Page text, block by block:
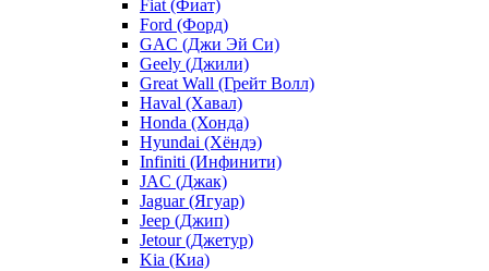
Fiat (Фиат)
Ford (Форд)
GAC (Джи Эй Си)
Geely (Джили)
Great Wall (Грейт Волл)
Haval (Хавал)
Honda (Хонда)
Hyundai (Хёндэ)
Infiniti (Инфинити)
JAC (Джак)
Jaguar (Ягуар)
Jeep (Джип)
Jetour (Джетур)
Kia (Киа)